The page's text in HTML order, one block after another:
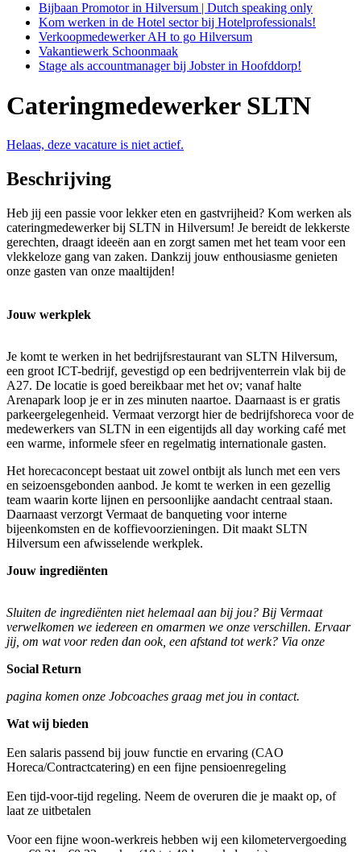
Bijbaan Promotor in Hilversum | Dutch speaking only
Kom werken in de Hotel sector bij Hotelprofessionals!
Verkoopmedewerker AH to go Hilversum
Vakantiewerk Schoonmaak
Stage als accountmanager bij Jobster in Hoofddorp!
Cateringmedewerker SLTN
Helaas, deze vacature is niet actief.
Beschrijving
Heb jij een passie voor lekker eten en gastvrijheid? Kom werken als
cateringmedewerker bij SLTN in Hilversum! Je bereidt de lekkerste
gerechten, draagt ideeën aan en zorgt samen met het team voor een
vlekkeloze gang van zaken. Dankzij jouw enthousiasme genieten
onze gasten van onze maaltijden!
Jouw werkplek
Je komt te werken in het bedrijfsrestaurant van SLTN Hilversum,
een groot ICT-bedrijf, gevestigd op een bedrijventerrein vlak bij de
A27. De locatie is goed bereikbaar met het ov; vanaf halte
Arenapark loop je er in zes minuten naartoe. Daarnaast is er gratis
parkeergelegenheid. Vermaat verzorgt hier de bedrijfshoreca voor de
medewerkers van SLTN in een eigentijds all day working café met
een warme, informele sfeer en regelmatig internationale gasten.
Het horecaconcept bestaat uit zowel ontbijt als lunch met een vers
en seizoensgebonden aanbod. Je komt te werken in een gezellig
team waarin korte lijnen en persoonlijke aandacht centraal staan.
Daarnaast verzorgt Vermaat de banqueting voor interne
bijeenkomsten en de koffievoorzieningen. Dit maakt SLTN
Hilversum een afwisselende werkplek.
Jouw ingrediënten
Sluiten de ingrediënten niet helemaal aan bij jou? Bij Vermaat
verwelkomen we iedereen en omarmen we onze verschillen. Ervaar
jij, om wat voor reden dan ook, een afstand tot werk? Via onze
Social Return
pagina komen onze Jobcoaches graag met jou in contact.
Wat wij bieden
Een salaris passend bij jouw functie en ervaring (CAO
Horeca/Contractcatering) en een fijne pensioenregeling
Een tijd-voor-tijd regeling. Neem de overuren die je maakt op, of
laat ze uitbetalen
Voor een fijne woon-werkreis hebben wij een kilometervergoeding